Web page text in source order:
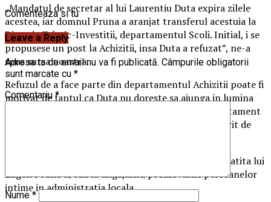
„Mandatul de secretar al lui Laurentiu Duta expira zilele
acestea, iar domnul Pruna a aranjat transferul acestuia la
Directia Tehnic-Investitii, departamentul Scoli. Initial, i se
propusese un post la Achizitii, insa Duta a refuzat”, ne-a
spus sursa noastra.
Refuzul de a face parte din departamentul Achizitii poate fi
motivat de faptul ca Duta nu doreste sa ajunga in lumina
reflectoarelor, cunoscut fiind faptul ca acest departament
a fost intotdeauna unul controversat si, deci, urmarit de
Dar, in acest articol NU dorim sa ne referim la caracatita lui
Eugen Pruna si/sau la angajarile/promovarile persoanelor
intime in administratia locala.
Comenteaza si tu
Leave a Reply
Adresa ta de email nu va fi publicată. Câmpurile obligatorii
sunt marcate cu *
Comentariu*
Nume*